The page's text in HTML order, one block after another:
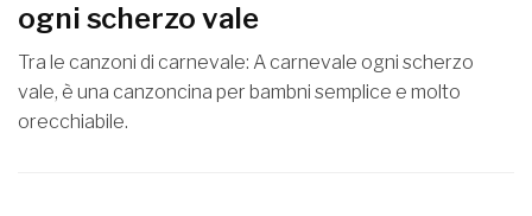
ogni scherzo vale
Tra le canzoni di carnevale: A carnevale ogni scherzo
vale, è una canzoncina per bambni semplice e molto
orecchiabile.